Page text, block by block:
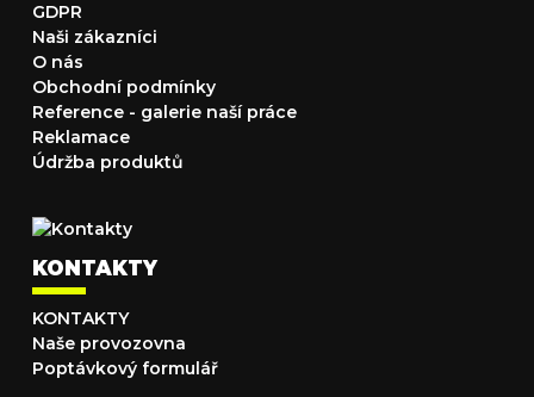
GDPR
Naši zákazníci
O nás
Obchodní podmínky
Reference - galerie naší práce
Reklamace
Údržba produktů
KONTAKTY
KONTAKTY
Naše provozovna
Poptávkový formulář